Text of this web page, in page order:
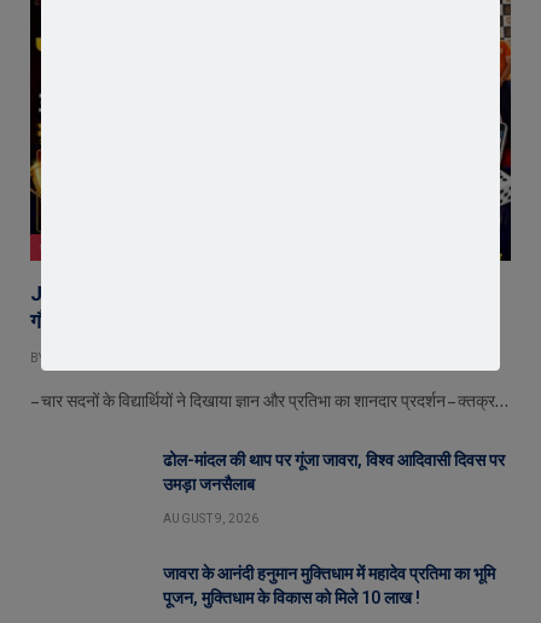
जावरा
JPS Quiz 2026 : जावरा पब्लिक स्कूल में ‘इंडिया क्वेस्ट-भारत
गौरव’ क्विज प्रतियोगिता, अथर्ववेद सदन बना विजेता
BY
– चार सदनों के विद्यार्थियों ने दिखाया ज्ञान और प्रतिभा का शानदार प्रदर्शन – क्तक्र…
ढोल-मांदल की थाप पर गूंजा जावरा, विश्व आदिवासी दिवस पर
उमड़ा जनसैलाब
AUGUST 9, 2026
जावरा के आनंदी हनुमान मुक्तिधाम में महादेव प्रतिमा का भूमि
पूजन, मुक्तिधाम के विकास को मिले 10 लाख !